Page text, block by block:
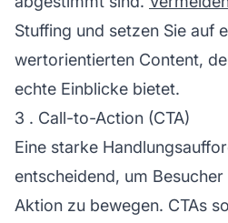
Stuffing und setzen Sie auf
wertorientierten Content,
echte Einblicke bietet.
3 . Call-to-Action (CTA)
Eine starke
entscheidend, um
Aktion zu bewegen. CTAs